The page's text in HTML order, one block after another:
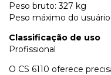
Peso bruto: 327 kg
Peso máximo do
Classificação de uso
Profissional
O CS 6110 oferece